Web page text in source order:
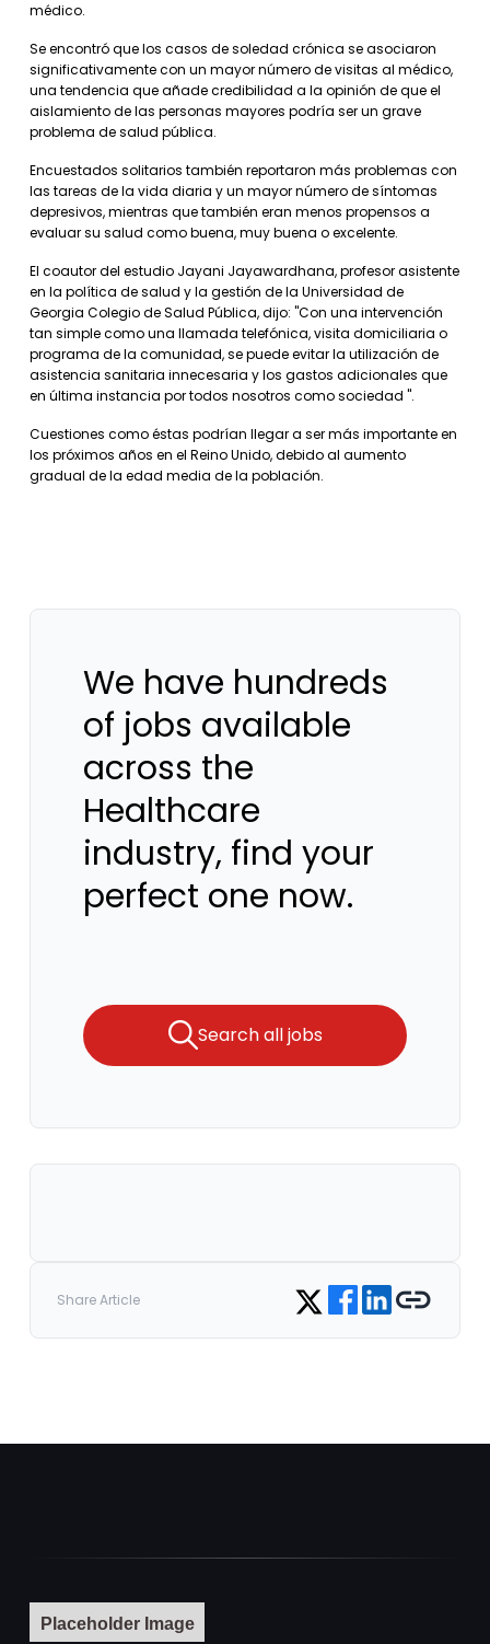
médico.
Se encontró que los casos de soledad crónica se asociaron
significativamente con un mayor número de visitas al médico,
una tendencia que añade credibilidad a la opinión de que el
aislamiento de las personas mayores podría ser un grave
problema de salud pública.
Encuestados solitarios también reportaron más problemas con
las tareas de la vida diaria y un mayor número de síntomas
depresivos, mientras que también eran menos propensos a
evaluar su salud como buena, muy buena o excelente.
El coautor del estudio Jayani Jayawardhana, profesor asistente
en la política de salud y la gestión de la Universidad de
Georgia Colegio de Salud Pública, dijo: "Con una intervención
tan simple como una llamada telefónica, visita domiciliaria o
programa de la comunidad, se puede evitar la utilización de
asistencia sanitaria innecesaria y los gastos adicionales que
en última instancia por todos nosotros como sociedad ".
Cuestiones como éstas podrían llegar a ser más importante en
los próximos años en el Reino Unido, debido al aumento
gradual de la edad media de la población.
We have hundreds
of jobs available
across the
Healthcare
industry, find your
perfect one now.
Search all jobs
Share Article Share on Twitter
Share on Facebook
Share on LinkedIn
Copy link
Placeholder Image